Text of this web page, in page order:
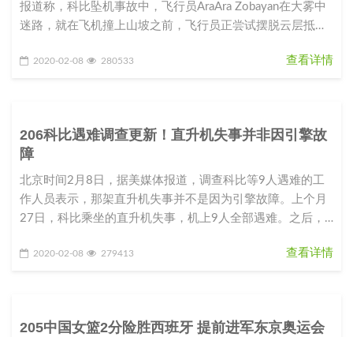
报道称，科比坠机事故中，飞行员AraAra Zobayan在大雾中
迷路，就在飞机撞上山坡之前，飞行员正尝试摆脱云层抵达
2020-02-08 280533 查看详情
206科比遇难调查更新！直升机失事并非因引擎故
障
北京时间2月8日，据美媒体报道，调查科比等9人遇难的工
作人员表示，那架直升机失事并不是因为引擎故障。上个月
27日，科比乘坐的直升机失事，机上9人全部遇难。之后，
2020-02-08 279413 查看详情
205中国女篮2分险胜西班牙 提前进军东京奥运会